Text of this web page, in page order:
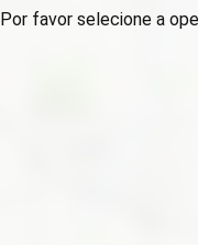
Por favor selecione a